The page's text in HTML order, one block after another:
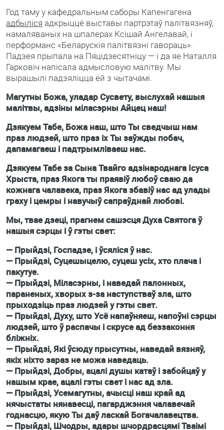
Год таму у кафедральным саборы Капенгагена
адбыліся адкрыццё выставы партрэтаў палітвязняў,
намаляваных на шпалерах Ксішай Ангелавай, і
перформанс «Беларускія палітвязні гавораць».
Падзея прыпала на Пяцідзесятніцу — і да яе Наталля
Гарковіч напісала адмысловую малітву. Мы
вырашылі падзяліцца ёй з чытачамі.
Магутны Божа, уладар Сусвету, выслухай нашыя
малітвы, адзіны міласэрны Айцец наш!
Дзякуем Табе, Божа наш, што Ты сведчыш нам
праз людзей, што праз іх Ты заўжды побач,
дапамагаеш і падтрымліваеш нас.
Дзякуем Табе за Сына Твайго адзінароднага Ісуса
Хрыста, праз Якога ты праявіў любоў сваю да
кожнага чалавека, праз Якога збавіў нас ад улады
граху і цемры і навучыў сапраўднай любові.
Мы, твае дзеці, прагнем сашэсця Духа Святога ў
нашыя сэрцы і ў гэты свет:
— Прыйдзі, Госпадзе, і ўсяліся ў нас.
— Прыйдзі, Суцешыцелю, суцеш усіх, хто плача і
пакутуе.
— Прыйдзі, Міласэрны, і наведай палонных,
параненых, хворых з-за наступстваў зла, што
прыходзіць праз людзей у гэты свет.
— Прыйдзі, Духу, што Усё напаўняеш, напоўні сэрцы
людзей, што ў распачы і скрусе ад беззаконня
бліжніх.
— Прыйдзі, Які ўсюду прысутны, наведай вязняў,
якіх ніхто зараз не можа наведаць.
— Прыйдзі, Добры, ацалі душы катаў і забойцаў у
нашым крае, ацалі гэты свет і нас ад зла.
— Прыйдзі, Усемагутны, ачысці наш край ад
нячыстаты нянавесці, пагарджэння чалавечай
годнасцю, якую Ты даў ласкай Богачалавецтва.
— Прыйдзі, Шчодры, адары шчордрасцямі Тваімі